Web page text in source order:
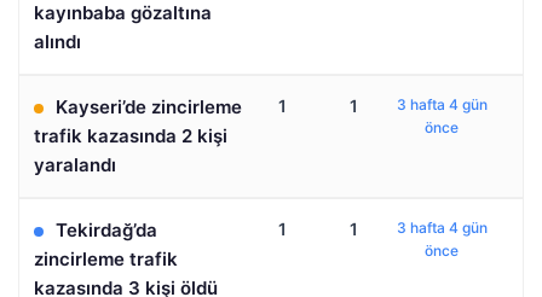
kayınbaba gözaltına
alındı
Kayseri’de zincirleme
trafik kazasında 2 kişi
yaralandı
1 1
3 hafta 4 gün
önce
Tekirdağ’da
zincirleme trafik
kazasında 3 kişi öldü
1 1
3 hafta 4 gün
önce